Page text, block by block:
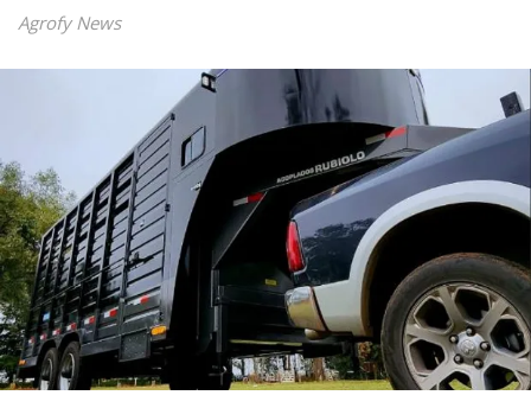
Agrofy News